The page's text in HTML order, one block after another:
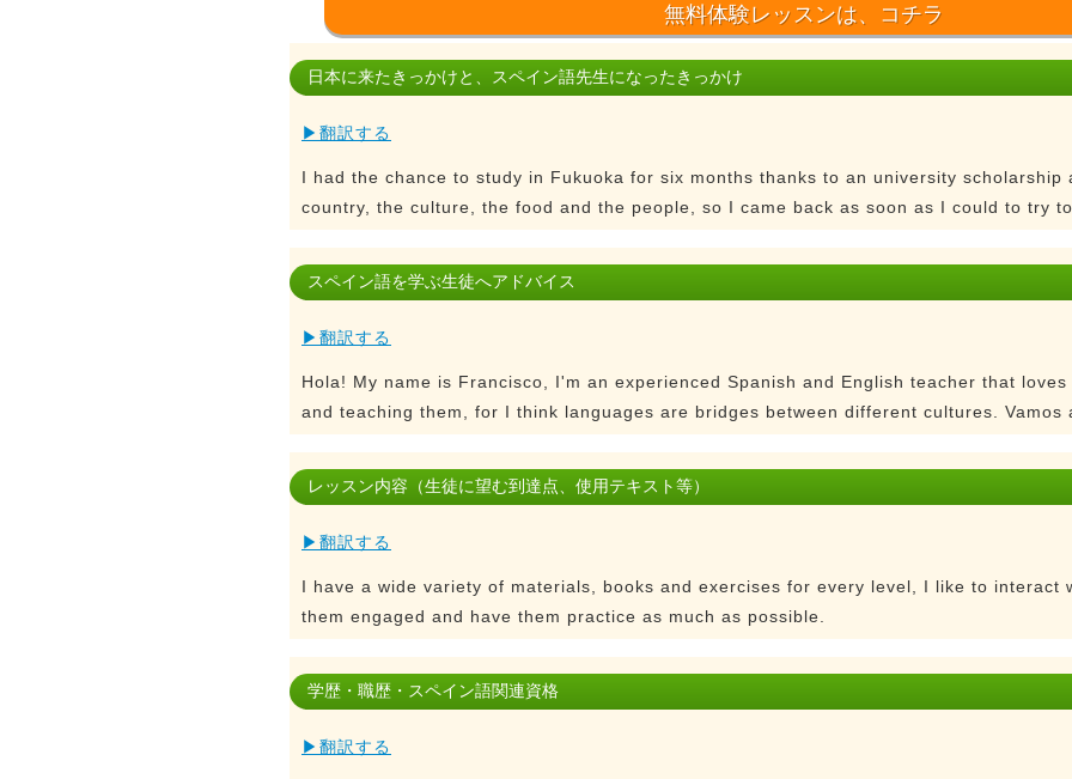
無料体験レッスンは、コチラ
日本に来たきっかけと、スペイン語先生になったきっかけ
▶翻訳する
I had the chance to study in Fukuoka for six months thanks to an university
country, the culture, the food and the people, so I came back as soon as I could to try
スペイン語を学ぶ生徒へアドバイス
▶翻訳する
Hola! My name is Francisco, I'm an experienced Spanish and English teacher that
and teaching them, for I think languages are bridges between different cultures. Vamos
レッスン内容（生徒に望む到達点、使用テキスト等）
▶翻訳する
I have a wide variety of materials, books and exercises for every level, I like to interact
them engaged and have them practice as much as possible.
学歴・職歴・スペイン語関連資格
▶翻訳する